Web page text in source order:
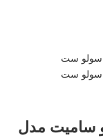
سامیت مدل